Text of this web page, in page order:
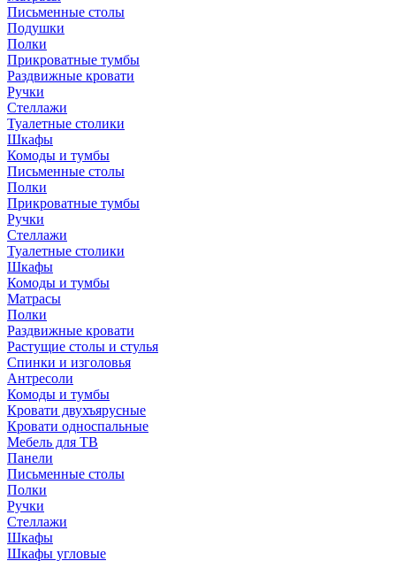
Письменные столы
Подушки
Полки
Прикроватные тумбы
Раздвижные кровати
Ручки
Стеллажи
Туалетные столики
Шкафы
Комоды и тумбы
Письменные столы
Полки
Прикроватные тумбы
Ручки
Стеллажи
Туалетные столики
Шкафы
Комоды и тумбы
Матрасы
Полки
Раздвижные кровати
Растущие столы и стулья
Спинки и изголовья
Антресоли
Комоды и тумбы
Кровати двухъярусные
Кровати односпальные
Мебель для ТВ
Панели
Письменные столы
Полки
Ручки
Стеллажи
Шкафы
Шкафы угловые